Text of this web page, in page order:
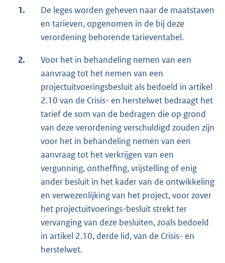
1.
De leges worden geheven naar de maatstaven
en tarieven, opgenomen in de bij deze
verordening behorende tarieventabel.
2.
Voor het in behandeling nemen van een
aanvraag tot het nemen van een
projectuitvoeringsbesluit als bedoeld in artikel
2.10 van de Crisis- en herstelwet bedraagt het
tarief de som van de bedragen die op grond
van deze verordening verschuldigd zouden zijn
voor het in behandeling nemen van een
aanvraag tot het verkrijgen van een
vergunning, ontheffing, vrijstelling of enig
ander besluit in het kader van de ontwikkeling
en verwezenlijking van het project, voor zover
het projectuitvoerings-besluit strekt ter
vervanging van deze besluiten, zoals bedoeld
in artikel 2.10, derde lid, van de Crisis- en
herstelwet.